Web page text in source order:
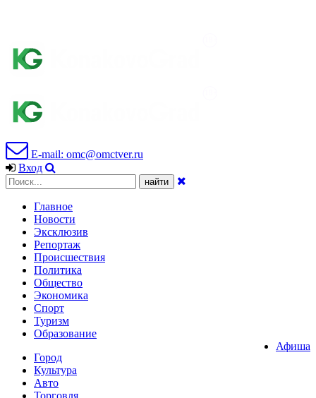
E-mail: omc@omctver.ru
Вход
Главное
Новости
Эксклюзив
Репортаж
Происшествия
Политика
Общество
Экономика
Спорт
Туризм
Образование
Афиша
Город
Культура
Авто
Торговля